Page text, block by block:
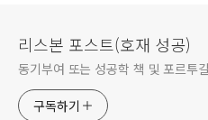
리스본 포스트(호재 성공)
동기부여 또는 성공학 책 및 포르투
구독하기